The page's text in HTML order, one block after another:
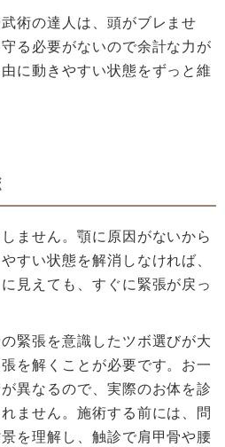
術の達人は、頭がブレませ
る必要がないので余計な力が
に動きやすい状態をずっと維
ません。顎に原因がないから
すい状態を解消しなければ、
見えても、すぐに緊張が戻っ
緊張を意識したツボ選びが大
を解くことが必要です。お一
異なるので、実際のお体を診
ません。施術する前には、問
を理解し、触診で肩甲骨や腰